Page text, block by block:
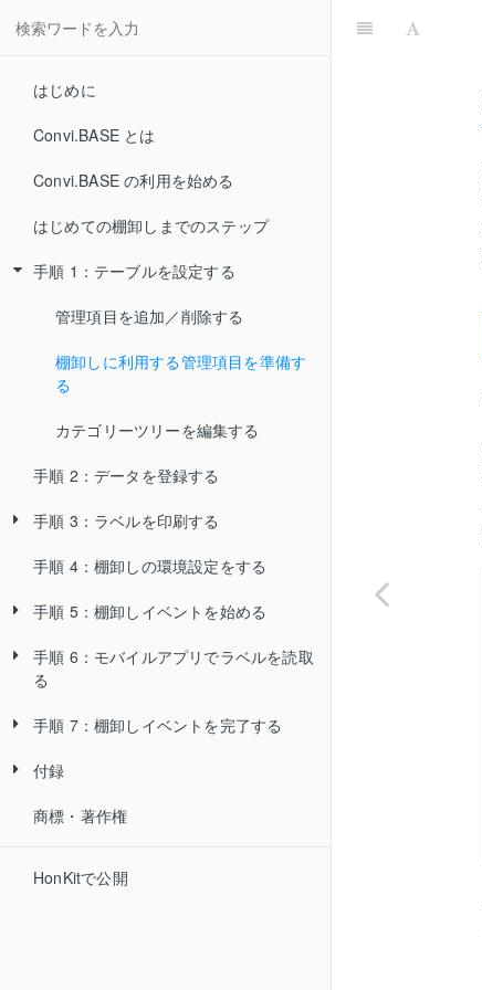
はじめに
Convi.BASE とは
Convi.BASE の利用を始める
はじめての棚卸しまでのステップ
手順 1：テーブルを設定する
管理項目を追加／削除する
棚卸しに利用する管理項目を準備す
る
カテゴリーツリーを編集する
手順 2：データを登録する
手順 3：ラベルを印刷する
周辺機器ツールをインストールする
プリンタードライバーとラベル編集
手順 4：棚卸しの環境設定をする
手順 5：棚卸しイベントを始める
棚卸しイベントを追加、開始する
手順 6：モバイルアプリでラベルを読取
る
モバイルアプリをインストールして
手順 7：棚卸しイベントを完了する
棚卸し読取り結果を判定する
棚卸しを完了する
付録
ビューを作成する
商標・著作権
HonKitで公開